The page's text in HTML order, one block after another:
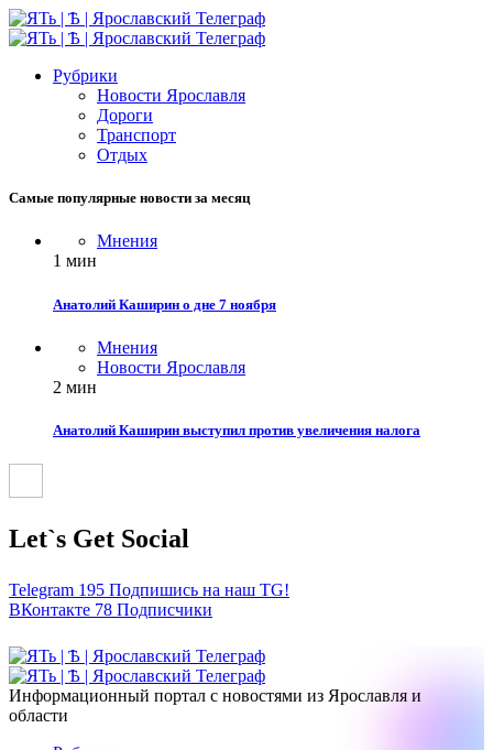
Рубрики
Новости Ярославля
Дороги
Транспорт
Отдых
Самые популярные новости за месяц
Мнения
1 мин
Анатолий Каширин о дне 7 ноября
Мнения
Новости Ярославля
2 мин
Анатолий Каширин выступил против увеличения налога
Let`s Get Social
Telegram 195 Подпишись на наш TG!
ВКонтакте 78 Подписчики
Информационный портал с новостями из Ярославля и
области